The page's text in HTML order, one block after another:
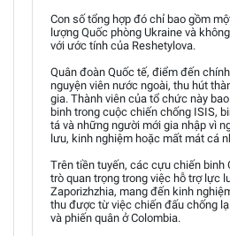
Con số tổng hợp đó chỉ bao gồm
lượng Quốc phòng Ukraine và
với ước tính của Reshetylova.
Quân đoàn Quốc tế, điểm đến
nguyện viên nước ngoài, thu hút
gia. Thành viên của tổ chức này
binh trong cuộc chiến chống ISIS,
tá và những người mới gia nhập vì
lưu, kinh nghiệm hoặc mất mát cá
Trên tiền tuyến, các cựu chiến binh
trò quan trọng trong việc hỗ trợ lực
Zaporizhzhia, mang đến kinh
thu được từ việc chiến đấu chống
và phiến quân ở Colombia.